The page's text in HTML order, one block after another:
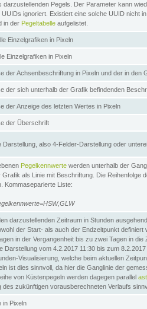
darzustellenden Pegels. Der Parameter kann
UUIDs ignoriert. Existiert eine solche UUID nicht
in der Pegeltabelle aufgelistet.
Einzelgrafiken in Pixeln
Einzelgrafiken in Pixeln
der Achsenbeschriftung in Pixeln und der in den
der sich unterhalb der Grafik befindenden
der Anzeige des letzten Wertes in Pixeln
der Überschrift
Darstellung, also 4-Felder-Darstellung oder
Pegelkennwerte werden unterhalb der
Grafik als Linie mit Beschriftung. Die Reihenfolge
Kommaseparierte Liste:
darzustellenden Zeitraum in Stunden
der Start- als auch der Endzeitpunkt definiert
in der Vergangenheit bis zu zwei Tagen in
Darstellung vom 4.2.2017 11:30 bis zum 8.2.2017
Visualisierung, welche beim aktuellen
ist dies sinnvoll, da hier die Ganglinie der
von Küstenpegeln werden dagegen parallel
des zukünftigen vorausberechneten Verlaufs
in Pixeln